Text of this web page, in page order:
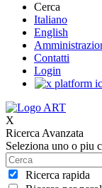
Cerca
Italiano
English
Contatti
Login
X
Ricerca Avanzata
Seleziona uno o piu
Ricerca rapida